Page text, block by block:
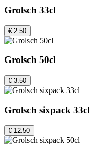
Grolsch 33cl
€ 2.50
Grolsch 50cl
€ 3.50
Grolsch sixpack 33cl
€ 12.50